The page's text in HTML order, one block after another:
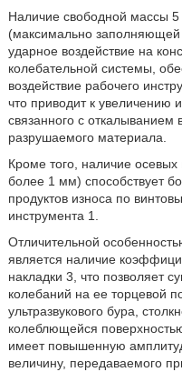
Наличие свободной массы
(максимально
ударное воздействие на
колебательной системы,
воздействие рабочего
что приводит к увеличению
связанного с откалыванием
разрушаемого материала.
Кроме того, наличие
более 1 мм) способствует
продуктов износа по
инструмента 1.
Отличительной
является наличие
накладки 3, что позволяет
колебаний на ее торцевой
ультразвукового бура,
колеблющейся
имеет повышенную
величину, передаваемого